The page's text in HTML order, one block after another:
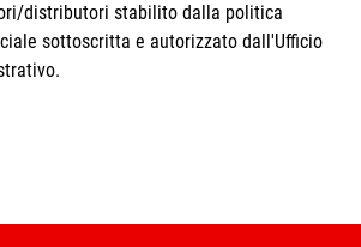
distributori stabilito dalla politica
sottoscritta e autorizzato dall'Ufficio